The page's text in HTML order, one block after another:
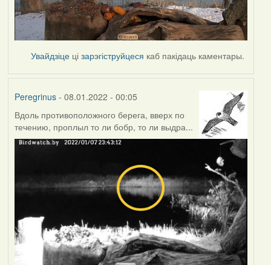
Увайдзіце цізарэгіструйцеся каб пакідаць каментары.
Peregrinus- 08.01.2022 - 00:05
Вдоль противоположного берега, вверх по
течению, проплыл то ли бобр, то ли выдра...